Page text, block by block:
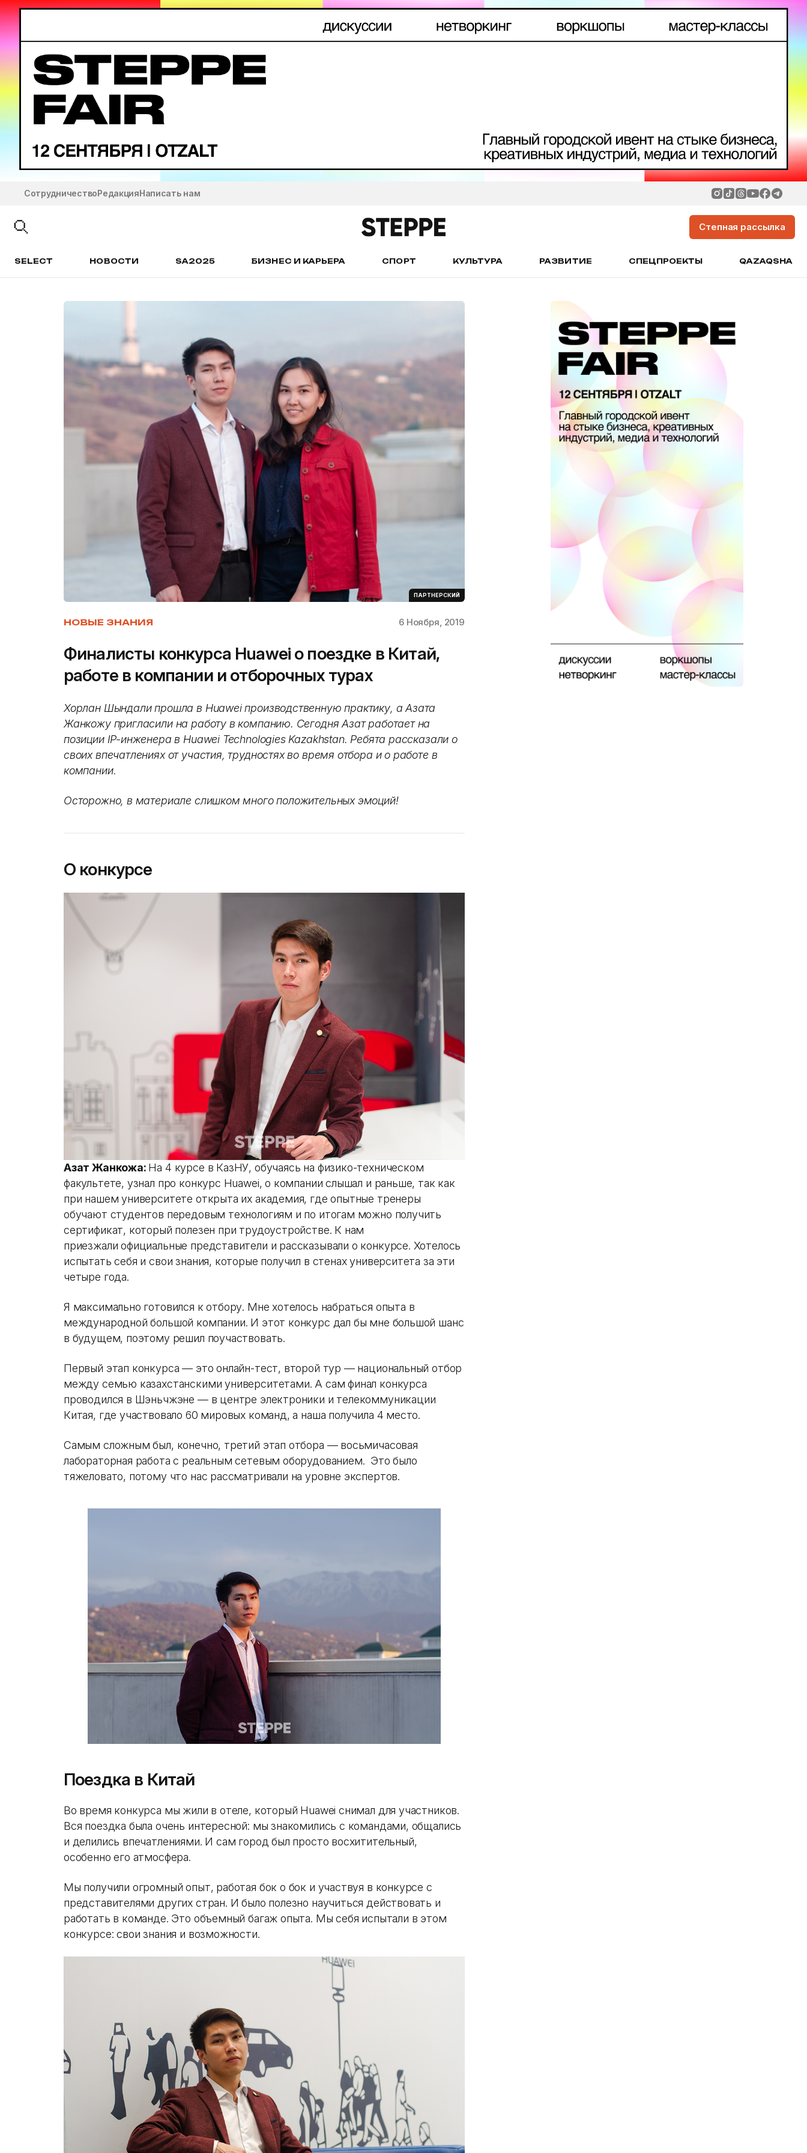
СотрудничествоРедакцияНаписать нам
Степная рассылка
SELECT НОВОСТИ SA2025 БИЗНЕС И КАРЬЕРА СПОРТ КУЛЬТУРА РАЗВИТИЕ СПЕЦПРОЕКТЫ QAZAQSHA
ПАРТНЕРСКИЙ
НОВЫЕ ЗНАНИЯ 6 Ноября, 2019
Финалисты конкурса Huawei о поездке в Китай,
работе в компании и отборочных турах
Хорлан Шындали прошла в Huawei производственную практику, а Азата
Жанкожу пригласили на работу в компанию. Сегодня Азат работает на
позиции IP-инженера в Huawei Technologies Kazakhstan. Ребята рассказали о
своих впечатлениях от участия, трудностях во время отбора и о работе в
компании.
Осторожно, в материале слишком много положительных эмоций!
О конкурсе
Азат Жанкожа: На 4 курсе в КазНУ, обучаясь на физико-техническом
факультете, узнал про конкурс Huawei, о компании слышал и раньше, так как
при нашем университете открыта их академия, где опытные тренеры
обучают студентов передовым технологиям и по итогам можно получить
сертификат, который полезен при трудоустройстве. К нам
приезжали официальные представители и рассказывали о конкурсе. Хотелось
испытать себя и свои знания, которые получил в стенах университета за эти
четыре года.
Я максимально готовился к отбору. Мне хотелось набраться опыта в
международной большой компании. И этот конкурс дал бы мне большой шанс
в будущем, поэтому решил поучаствовать.
Первый этап конкурса — это онлайн-тест, второй тур — национальный отбор
между семью казахстанскими университетами. А сам финал конкурса
проводился в Шэньчжэне — в центре электроники и телекоммуникации
Китая, где участвовало 60 мировых команд, а наша получила 4 место.
Самым сложным был, конечно, третий этап отбора — восьмичасовая
лабораторная работа с реальным сетевым оборудованием. Это было
тяжеловато, потому что нас рассматривали на уровне экспертов.
Поездка в Китай
Во время конкурса мы жили в отеле, который Huawei снимал для участников.
Вся поездка была очень интересной: мы знакомились с командами, общались
и делились впечатлениями. И сам город был просто восхитительный,
особенно его атмосфера.
Мы получили огромный опыт, работая бок о бок и участвуя в конкурсе с
представителями других стран. И было полезно научиться действовать и
работать в команде. Это объемный багаж опыта. Мы себя испытали в этом
конкурсе: свои знания и возможности.